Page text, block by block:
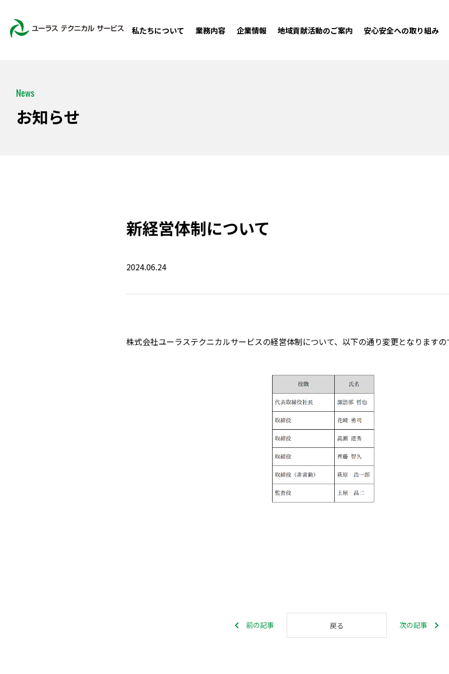
私たちについて 業務内容 企業情報 地域貢献活動のご案内 安心安全への取り組み
News
お知らせ
新経営体制について
2024.06.24
株式会社ユーラステクニカルサービスの経営体制について、以下の通り変更となりますの
前の記事 戻る 次の記事